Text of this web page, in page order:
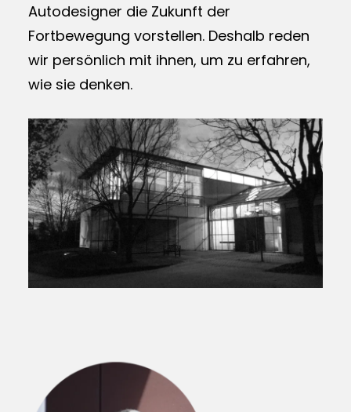
Autodesigner die Zukunft der
Fortbewegung vorstellen. Deshalb reden
wir persönlich mit ihnen, um zu erfahren,
wie sie denken.